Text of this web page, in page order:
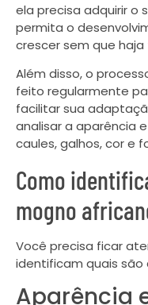
ela precisa adquirir o
permita o
crescer sem que
Além disso, o
feito regularmente
facilitar sua
analisar a aparência
caules, galhos, cor e
Como
mogno
Você precisa ficar
identificam quais são
Aparência